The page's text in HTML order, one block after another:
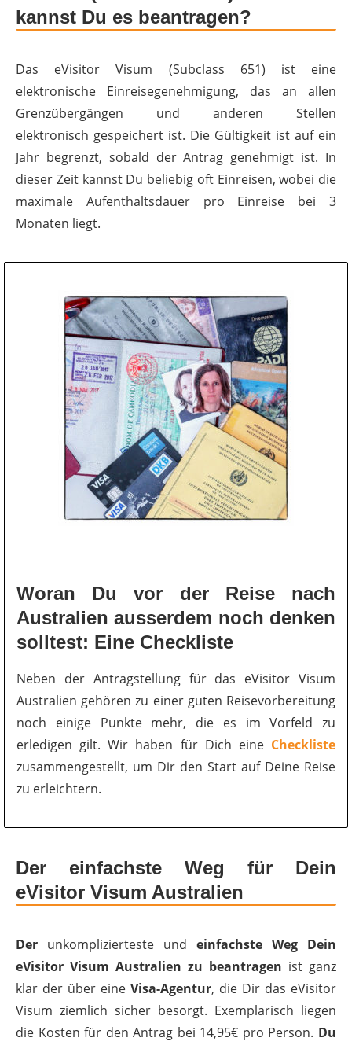
kannst Du es beantragen?
Das eVisitor Visum (Subclass 651) ist eine
elektronische Einreisegenehmigung, das an allen
Grenzübergängen und anderen Stellen
elektronisch gespeichert ist. Die Gültigkeit ist auf ein
Jahr begrenzt, sobald der Antrag genehmigt ist. In
dieser Zeit kannst Du beliebig oft Einreisen, wobei die
maximale Aufenthaltsdauer pro Einreise bei 3
Monaten liegt.
Woran Du vor der Reise nach
Australien ausserdem noch denken
solltest: Eine Checkliste
Neben der Antragstellung für das eVisitor Visum
Australien gehören zu einer guten Reisevorbereitung
noch einige Punkte mehr, die es im Vorfeld zu
erledigen gilt. Wir haben für Dich eine Checkliste
zusammengestellt, um Dir den Start auf Deine Reise
zu erleichtern.
Der einfachste Weg für Dein
eVisitor Visum Australien
Der unkomplizierteste und einfachste Weg Dein
eVisitor Visum Australien zu beantragen ist ganz
klar der über eine Visa-Agentur, die Dir das eVisitor
Visum ziemlich sicher besorgt. Exemplarisch liegen
die Kosten für den Antrag bei 14,95€ pro Person. Du